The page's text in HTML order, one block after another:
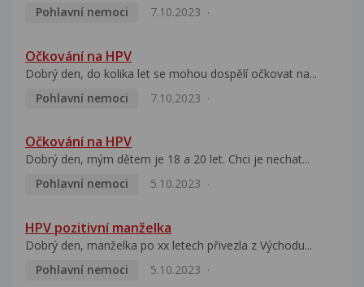
Pohlavní nemoci
7.10.2023
Očkování na HPV
Dobrý den, do kolika let se mohou dospělí očkovat na...
Pohlavní nemoci
7.10.2023
Očkování na HPV
Dobrý den, mým dětem je 18 a 20 let. Chci je nechat...
Pohlavní nemoci
5.10.2023
HPV pozitivní manželka
Dobrý den, manželka po xx letech přivezla z Východu...
Pohlavní nemoci
5.10.2023